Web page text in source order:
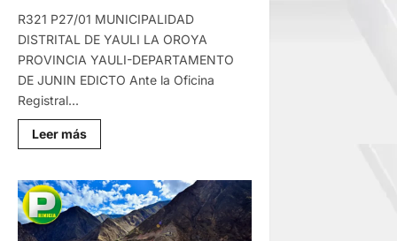
R321 P27/01 MUNICIPALIDAD
DISTRITAL DE YAULI LA OROYA
PROVINCIA YAULI-DEPARTAMENTO
DE JUNIN EDICTO Ante la Oficina
Registral...
Leer másLee
más
DE
PARTIDA
–
LUNES
27/ENE/2025